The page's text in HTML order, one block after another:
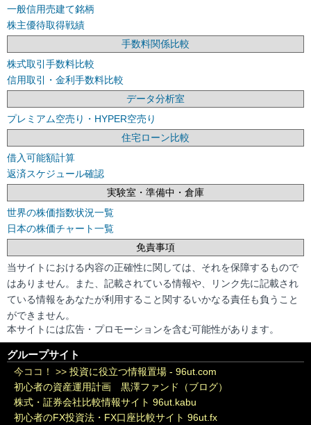
一般信用売建て銘柄
株主優待取得戦績
手数料関係比較
株式取引手数料比較
信用取引・金利手数料比較
データ分析室
プレミアム空売り・HYPER空売り
住宅ローン比較
借入可能額計算
返済スケジュール確認
実験室・準備中・倉庫
世界の株価指数状況一覧
日本の株価チャート一覧
免責事項
当サイトにおける内容の正確性に関しては、それを保障するもので
はありません。また、記載されている情報や、リンク先に記載され
ている情報をあなたが利用すること関するいかなる責任も負うこと
ができません。
本サイトには広告・プロモーションを含む可能性があります。
グループサイト
今ココ！ >> 投資に役立つ情報置場 - 96ut.com
初心者の資産運用計画 黒澤ファンド（ブログ）
株式・証券会社比較情報サイト 96ut.kabu
初心者のFX投資法・FX口座比較サイト 96ut.fx